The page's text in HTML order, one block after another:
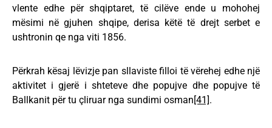
vlente edhe për shqiptaret, të cilëve ende u mohohej
mësimi në gjuhen shqipe, derisa këtë të drejt serbet e
ushtronin qe nga viti 1856.
Përkrah kësaj lëvizje pan sllaviste filloi të vërehej edhe një
aktivitet i gjerë i shteteve dhe popujve dhe popujve të
Ballkanit për tu çliruar nga sundimi osman[41].